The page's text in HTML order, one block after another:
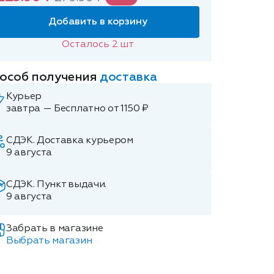
Добавить в корзину
Осталось 2 шт
получения доставка
Курьер
завтра — Бесплатно от 1150 ₽
СДЭК. Доставка курьером
9 августа
СДЭК. Пункт выдачи.
9 августа
Забрать в магазине
Выбрать магазин